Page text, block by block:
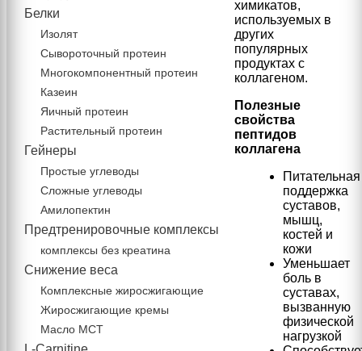
химикатов,
используемых в
других
популярных
продуктах с
коллагеном.
Полезные
свойства
пептидов
коллагена
Питательная
поддержка
суставов,
мышц,
костей и
кожи
Уменьшает
боль в
суставах,
вызванную
физической
нагрузкой
Белки
Изолят
Сывороточный протеин
Многокомпонентный протеин
Казеин
Яичный протеин
Растительный протеин
Гейнеры
Простые углеводы
Сложные углеводы
Амилопектин
Предтренировочные комплексы
комплексы без креатина
Снижение веса
Комплексные жиросжигающие
Жиросжигающие кремы
Масло МСТ